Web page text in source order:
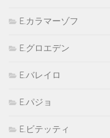
E.カラマーゾフ
E.グロエデン
E.バレイロ
E.パジョ
E.ビテッティ